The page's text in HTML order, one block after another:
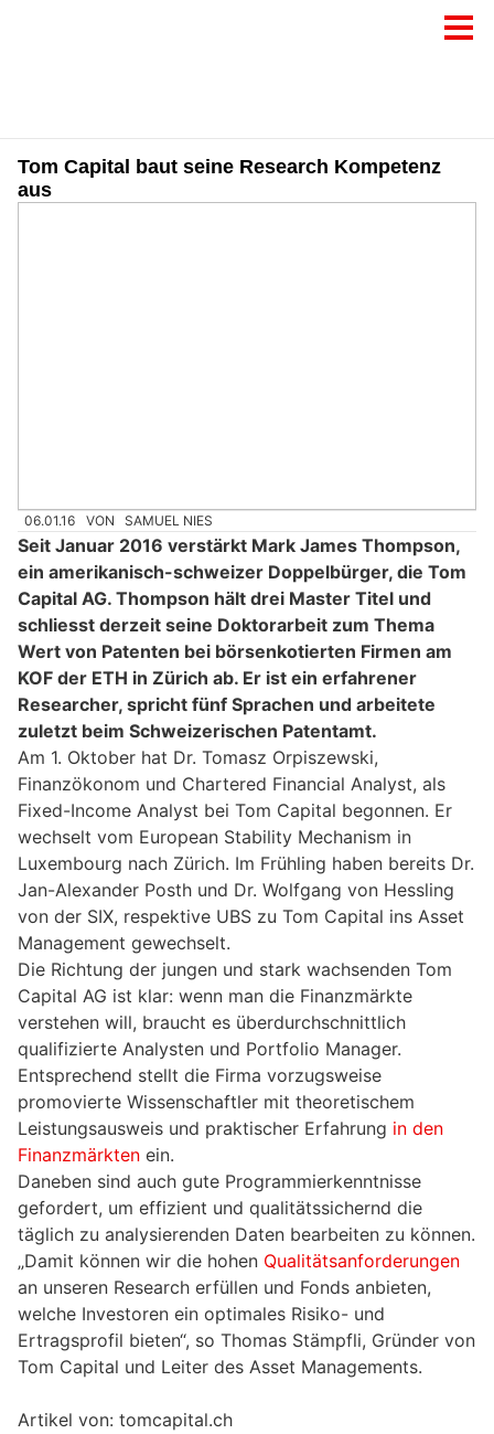
Tom Capital baut seine Research Kompetenz
aus
06.01.16 VON SAMUEL NIES
Seit Januar 2016 verstärkt Mark James Thompson,
ein amerikanisch-schweizer Doppelbürger, die Tom
Capital AG. Thompson hält drei Master Titel und
schliesst derzeit seine Doktorarbeit zum Thema
Wert von Patenten bei börsenkotierten Firmen am
KOF der ETH in Zürich ab. Er ist ein erfahrener
Researcher, spricht fünf Sprachen und arbeitete
zuletzt beim Schweizerischen Patentamt.
Am 1. Oktober hat Dr. Tomasz Orpiszewski,
Finanzökonom und Chartered Financial Analyst, als
Fixed-Income Analyst bei Tom Capital begonnen. Er
wechselt vom European Stability Mechanism in
Luxembourg nach Zürich. Im Frühling haben bereits Dr.
Jan-Alexander Posth und Dr. Wolfgang von Hessling
von der SIX, respektive UBS zu Tom Capital ins Asset
Management gewechselt.
Die Richtung der jungen und stark wachsenden Tom
Capital AG ist klar: wenn man die Finanzmärkte
verstehen will, braucht es überdurchschnittlich
qualifizierte Analysten und Portfolio Manager.
Entsprechend stellt die Firma vorzugsweise
promovierte Wissenschaftler mit theoretischem
Leistungsausweis und praktischer Erfahrung in den
Finanzmärkten ein.
Daneben sind auch gute Programmierkenntnisse
gefordert, um effizient und qualitätssichernd die
täglich zu analysierenden Daten bearbeiten zu können.
„Damit können wir die hohen Qualitätsanforderungen
an unseren Research erfüllen und Fonds anbieten,
welche Investoren ein optimales Risiko- und
Ertragsprofil bieten“, so Thomas Stämpfli, Gründer von
Tom Capital und Leiter des Asset Managements.
Artikel von: tomcapital.ch